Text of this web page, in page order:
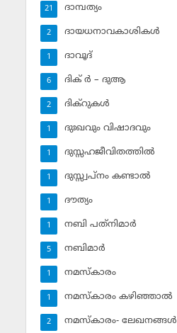
ദാമ്പത്യം
21
ദായധനാവകാശികള്‍
2
ദാവൂദ്‌
1
ദിക് ര്‍ – ദുആ
6
ദിക്‌റുകള്‍
2
ദുഃഖവും വിഷാദവും
1
ദുസ്സഹജീവിതത്തില്‍
1
ദുസ്സ്വപ്‌നം കണ്ടാല്‍
1
ദൗത്യം
1
നബി പത്‌നിമാര്‍
1
നബിമാര്‍
5
നമസ്‌കാരം
1
നമസ്‌കാരം കഴിഞ്ഞാല്‍
1
നമസ്‌കാരം- ലേഖനങ്ങള്‍
2